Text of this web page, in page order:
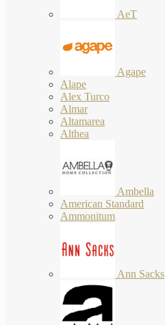
AeT
Agape
Alape
Alex Turco
Almar
Altamarea
Althea
Ambella
American Standard
Ammonitum
Ann Sacks